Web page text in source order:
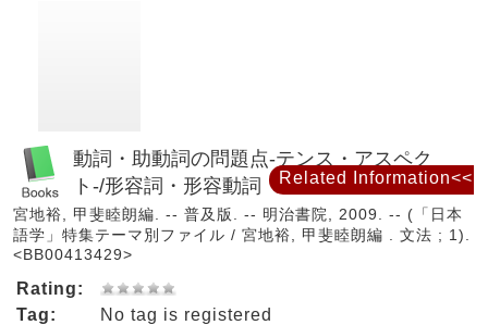
動詞・助動詞の問題点-テンス・アスペク
ト-/形容詞・形容動詞
宮地裕, 甲斐睦朗編. -- 普及版. -- 明治書院, 2009. -- (「日本
語学」特集テーマ別ファイル / 宮地裕, 甲斐睦朗編 . 文法 ; 1).
<BB00413429>
Rating:
Tag:
No tag is registered
Related Information<<